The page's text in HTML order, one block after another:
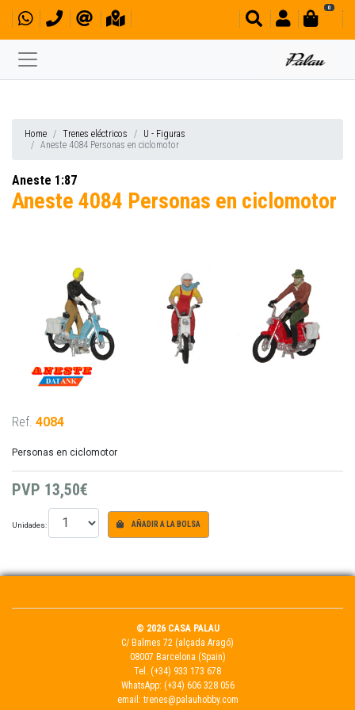
0
Home Trenes eléctricos
U - Figuras
Aneste 4084 Personas en ciclomotor
Aneste 1:87
Aneste 4084 Personas en ciclomotor
Ref. 4084
Personas en ciclomotor
PVP 13,50€
Unidades: AÑADIR A LA BOLSA
© 2026 CASA PALAU
C/ Balmes 72 (alçada Aragó)
08007 Barcelona (Spain)
Tel. (+34) 933 173 678
WhatsApp: (+34) 606 328 056
email: trenes@palauhobby.com